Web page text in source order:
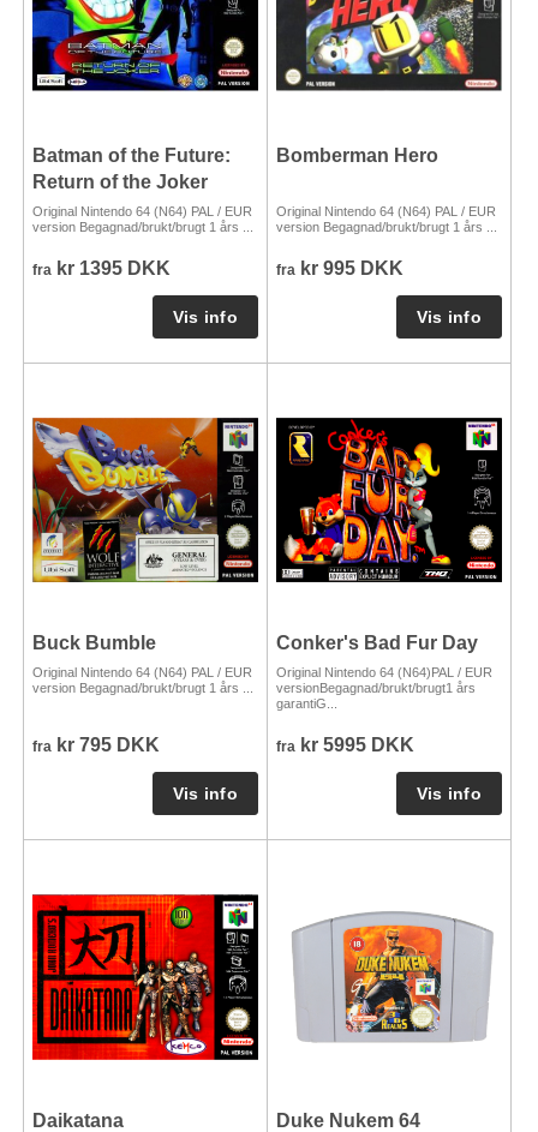
Batman of the Future:
Return of the Joker
Original Nintendo 64 (N64) PAL / EUR
version Begagnad/brukt/brugt 1 års ...
fra kr 1395 DKK
Bomberman Hero
Original Nintendo 64 (N64) PAL / EUR
version Begagnad/brukt/brugt 1 års ...
fra kr 995 DKK
Buck Bumble
Original Nintendo 64 (N64) PAL / EUR
version Begagnad/brukt/brugt 1 års ...
fra kr 795 DKK
Conker's Bad Fur Day
Original Nintendo 64 (N64)PAL / EUR
versionBegagnad/brukt/brugt1 års
garantiG...
fra kr 5995 DKK
Daikatana Duke Nukem 64